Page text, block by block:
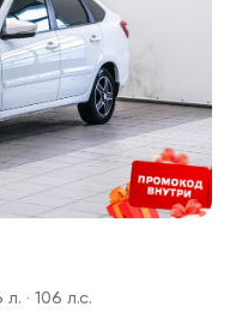
· 106 л.с.